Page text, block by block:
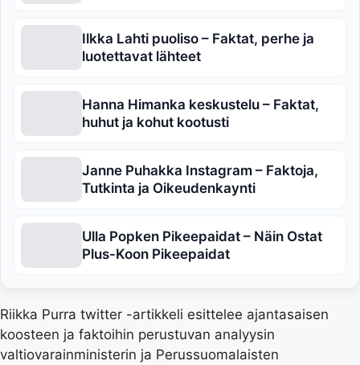
Ilkka Lahti puoliso – Faktat, perhe ja
luotettavat lähteet
Hanna Himanka keskustelu – Faktat,
huhut ja kohut kootusti
Janne Puhakka Instagram – Faktoja,
Tutkinta ja Oikeudenkaynti
Ulla Popken Pikeepaidat – Näin Ostat
Plus-Koon Pikeepaidat
Riikka Purra twitter -artikkeli esittelee ajantasaisen
koosteen ja faktoihin perustuvan analyysin
valtiovarainministerin ja Perussuomalaisten